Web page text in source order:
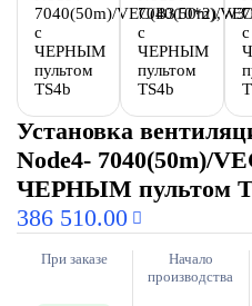
Установка
Node4- 7040(50m)/
ЧЕРНЫМ пультом
386 510.00
При заказе
Начало
производства